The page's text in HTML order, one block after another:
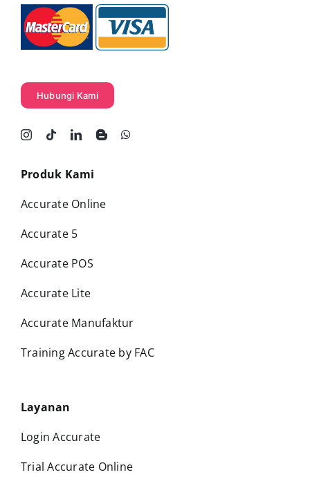
Hubungi Kami
Produk Kami
Accurate Online
Accurate 5
Accurate POS
Accurate Lite
Accurate Manufaktur
Training Accurate by FAC
Layanan
Login Accurate
Trial Accurate Online